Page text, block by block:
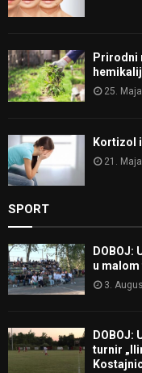
Prirodni
25.
Kortizol
21.
SPORT
DOBOJ:
u malom
3.
DOBOJ:
turnir